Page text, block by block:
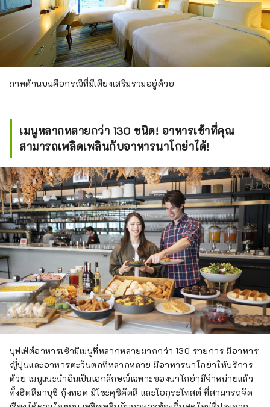
ภาพด้านบนคือกรณีที่มีเตียงเสริมรวมอยู่ด้วย
เมนูหลากหลายกว่า 130 ชนิด! อาหารเช้าที่คุณ
สามารถเพลิดเพลินกับอาหารนาโกย่าได้!
บุฟเฟ่ต์อาหารเช้ามีเมนูที่หลากหลายมากกว่า 130 รายการ มีอาหาร
ญี่ปุ่นและอาหารตะวันตกที่หลากหลาย มีอาหารนาโกย่าให้บริการ
ด้วย เมนูแนะนำอันเป็นเอกลักษณ์เฉพาะของนาโกย่ามีจำหน่ายแล้ว
ทั้งฮิตสึมาบุชิ กุ้งทอด มิโซะคุชิคัตสึ และโอกุระโทสต์ ที่สามารถจัด